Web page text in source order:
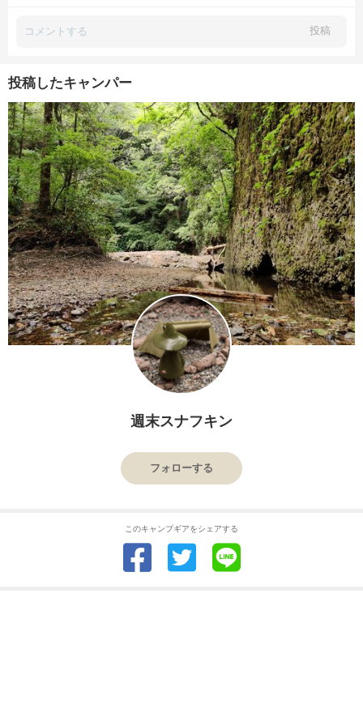
投稿
投稿したキャンパー
週末スナフキン
フォローする
このキャンプギアをシェアする